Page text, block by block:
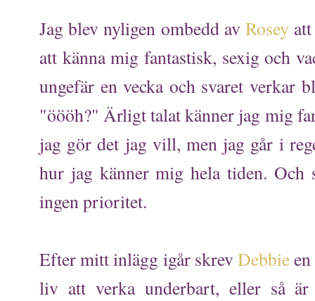
Jag blev nyligen ombedd av Rosey
att känna mig fantastisk, sexig och
ungefär en vecka och svaret verkar
"öööh?" Ärligt talat känner jag mig
jag gör det jag vill, men jag går i
hur jag känner mig hela tiden. Och
ingen prioritet.
Efter mitt inlägg igår skrevDebbieen
liv att verka underbart, eller så